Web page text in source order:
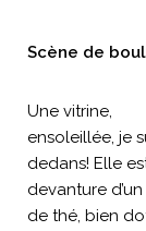
Scène de
Une vitrine,
ensoleillée, je
dedans! Elle
devanture
de thé, bien